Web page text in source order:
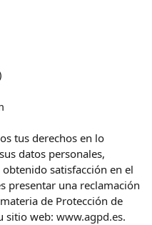
tus derechos en lo
datos personales,
satisfacción en el
presentar una reclamación
de Protección de
sitio web: www.agpd.es.